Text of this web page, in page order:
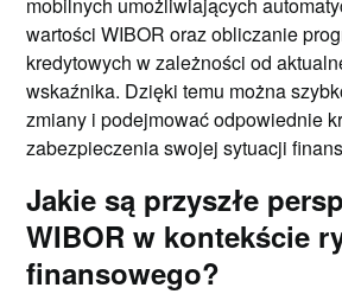
wartości WIBOR oraz obliczanie
kredytowych w zależności od
wskaźnika. Dzięki temu można
zmiany i podejmować odpowiednie
zabezpieczenia swojej sytuacji
Jakie są przyszłe
WIBOR w kontekście
finansowego?